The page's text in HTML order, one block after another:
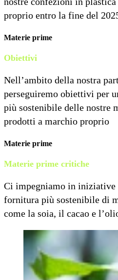
proprio entro la fine del
Materie prime
Obiettivi
Nell’ambito della nostra
perseguiremo obiettivi per
più sostenibile delle nostre
prodotti a marchio proprio
Materie prime
Materie prime critiche
Ci impegniamo in iniziative
fornitura più sostenibile di
come la soia, il cacao e